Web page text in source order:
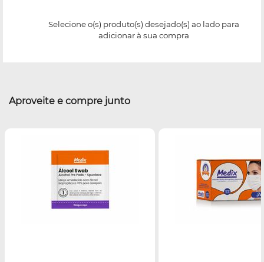
Selecione o(s) produto(s) desejado(s) ao lado para
adicionar à sua compra
Aproveite e compre junto